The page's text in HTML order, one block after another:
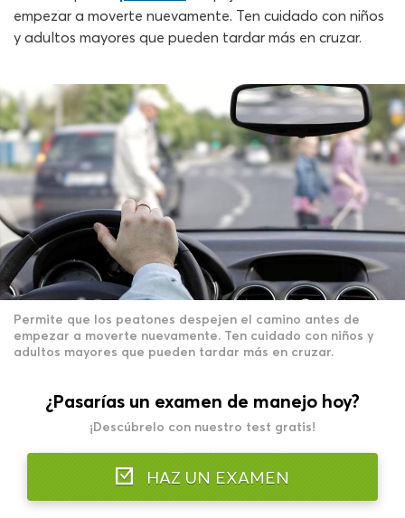
empezar a moverte nuevamente. Ten cuidado con niños
y adultos mayores que pueden tardar más en cruzar.
Permite que los peatones despejen el camino antes de
empezar a moverte nuevamente. Ten cuidado con niños y
adultos mayores que pueden tardar más en cruzar.
¿Pasarías un examen de manejo hoy?
¡Descúbrelo con nuestro test gratis!
HAZ UN EXAMEN